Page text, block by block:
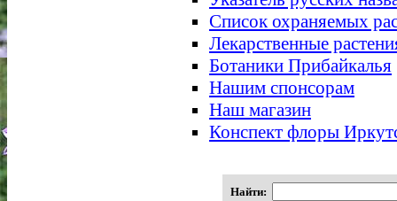
Список охраняемых
Лекарственные
Ботаники Прибайкалья
Нашим спонсорам
Наш магазин
Конспект флоры
Найти: